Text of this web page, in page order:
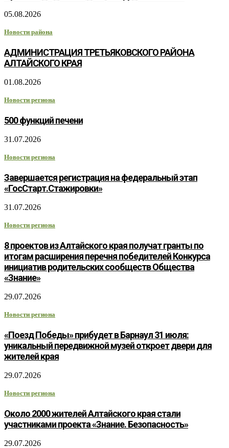
05.08.2026
Новости района
АДМИНИСТРАЦИЯ ТРЕТЬЯКОВСКОГО РАЙОНА
АЛТАЙСКОГО КРАЯ
01.08.2026
Новости региона
500 функций печени
31.07.2026
Новости региона
Завершается регистрация на федеральный этап
«ГосСтарт.Стажировки»
31.07.2026
Новости региона
8 проектов из Алтайского края получат гранты по
итогам расширения перечня победителей Конкурса
инициатив родительских сообществ Общества
«Знание»
29.07.2026
Новости региона
«Поезд Победы» прибудет в Барнаул 31 июля:
уникальный передвижной музей откроет двери для
жителей края
29.07.2026
Новости региона
Около 2000 жителей Алтайского края стали
участниками проекта «Знание. Безопасность»
29.07.2026